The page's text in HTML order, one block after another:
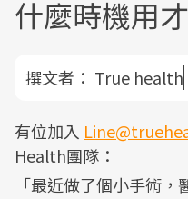
什麼時機用
撰文者： True health
有位加入
Health團隊：
「最近做了個小手術